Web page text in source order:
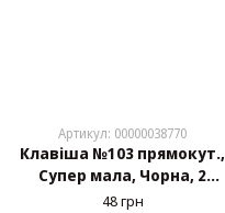
Артикул: 00000038770
Клавіша №103 прямокут.,
Супер мала, Чорна, 2
ноги, 9,5 * 21мм ON-OF
48 грн